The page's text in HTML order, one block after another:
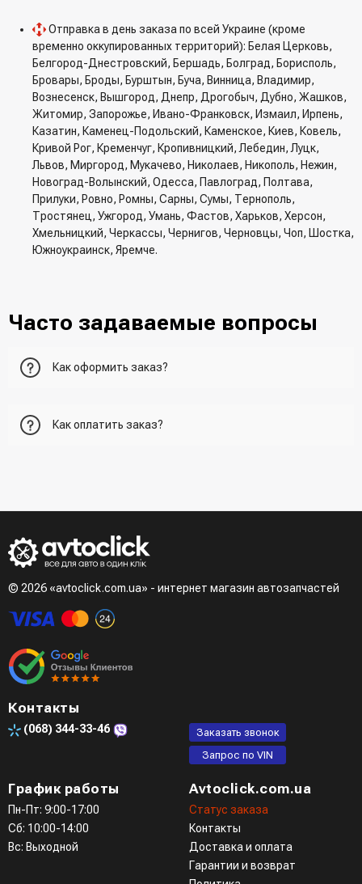
Отправка в день заказа по всей Украине (кроме
временно оккупированных территорий): Белая Церковь,
Белгород-Днестровский, Бершадь, Болград, Борисполь,
Бровары, Броды, Бурштын, Буча, Винница, Владимир,
Вознесенск, Вышгород, Днепр, Дрогобыч, Дубно, Жашков,
Житомир, Запорожье, Ивано-Франковск, Измаил, Ирпень,
Казатин, Каменец-Подольский, Каменское, Киев, Ковель,
Кривой Рог, Кременчуг, Кропивницкий, Лебедин, Луцк,
Львов, Миргород, Мукачево, Николаев, Никополь, Нежин,
Новоград-Волынский, Одесса, Павлоград, Полтава,
Прилуки, Ровно, Ромны, Сарны, Сумы, Тернополь,
Тростянец, Ужгород, Умань, Фастов, Харьков, Херсон,
Хмельницкий, Черкассы, Чернигов, Черновцы, Чоп, Шостка,
Южноукраинск, Яремче.
Часто задаваемые вопросы
Как оформить заказ?
корзину и указать всю необходимую информацию о
наберет менеджер для подтверждения и уточнения данных.
Третий вариант - сделать заказ по телефонном режиме
при разговоре с менеджером
Четвертый вариант - заказать через доступные
мессенджеры (viber, telegram)
Как оплатить заказ?
- LiqPay при оформлении заказа через корзину
© 2026 «avtoclick.com.ua» - интернет магазин автозапчастей
Контакты
(068) 344-33-46
Заказать звонок
Запрос по VIN
График работы
Пн-Пт: 9:00-17:00
Сб: 10:00-14:00
Вс: Выходной
Avtoclick.com.ua
Статус заказа
Контакты
Доставка и оплата
Гарантии и возврат